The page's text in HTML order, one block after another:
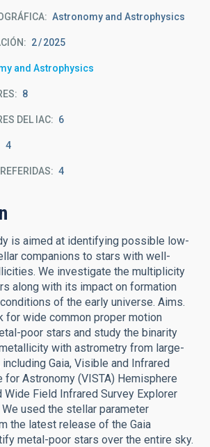
Astronomy and Astrophysics
2 2025
and Astrophysics
8
DEL IAC 6
4
4
is aimed at identifying possible low-
companions to stars with well-
We investigate the multiplicity
along with its impact on formation
of the early universe. Aims.
for wide common proper motion
poor stars and study the binarity
with astrometry from large-
Gaia, Visible and Infrared
for Astronomy (VISTA) Hemisphere
Wide Field Infrared Survey Explorer
used the stellar parameter
the latest release of the Gaia
metal-poor stars over the entire sky.